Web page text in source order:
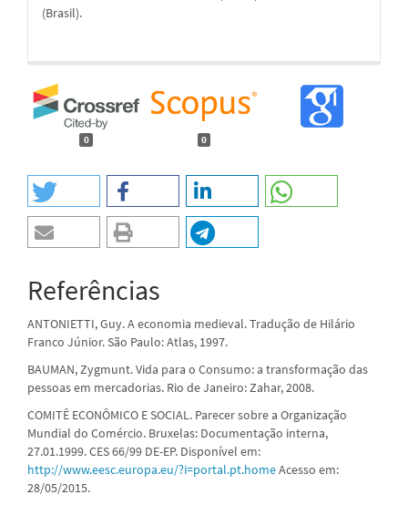
(Brasil).
0 0
Referências
ANTONIETTI, Guy. A economia medieval. Tradução de Hilário
Franco Júnior. São Paulo: Atlas, 1997.
BAUMAN, Zygmunt. Vida para o Consumo: a transformação das
pessoas em mercadorias. Rio de Janeiro: Zahar, 2008.
COMITÊ ECONÔMICO E SOCIAL. Parecer sobre a Organização
Mundial do Comércio. Bruxelas: Documentação interna,
27.01.1999. CES 66/99 DE-EP. Disponível em:
http://www.eesc.europa.eu/?i=portal.pt.homeAcesso em:
28/05/2015.